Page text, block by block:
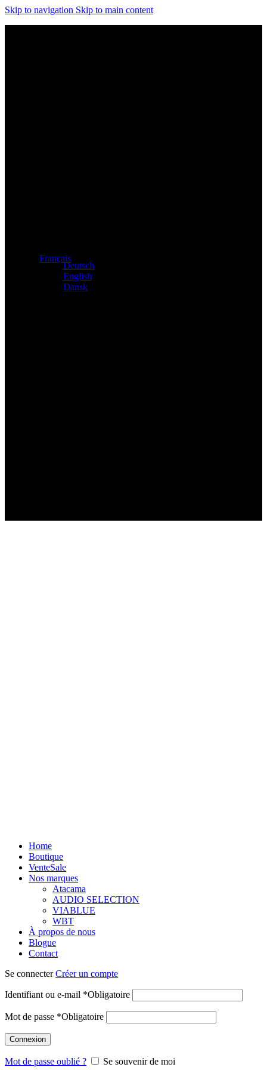
Skip to navigation Skip to main content
Français
Deutsch
English
Dansk
Home
Boutique
VenteSale
Nos marques
Atacama
AUDIO SELECTION
VIABLUE
WBT
À propos de nous
Blogue
Contact
Se connecterCréer un compte
Identifiant ou e-mail *Obligatoire
Mot de passe *Obligatoire
Connexion
Mot de passe oublié ?
Se souvenir de moi